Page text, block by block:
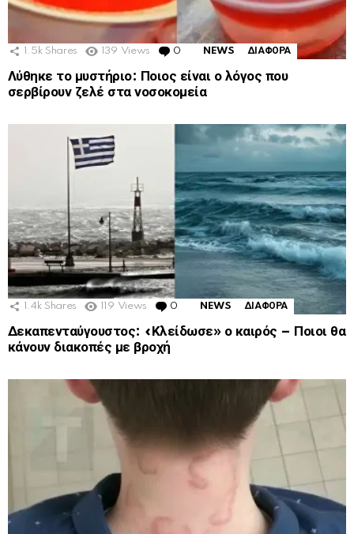
1.5k Shares 139 Views 0 Comments
NEWS ΔΙΑΦΟΡΑ
Λύθηκε το μυστήριο: Ποιος είναι ο λόγος που
σερβίρουν ζελέ στα νοσοκομεία
1.4k Shares 119 Views 0 Comments
NEWS ΔΙΑΦΟΡΑ
Δεκαπενταύγουστος: «Κλείδωσε» ο καιρός – Ποιοι θα
κάνουν διακοπές με βροχή